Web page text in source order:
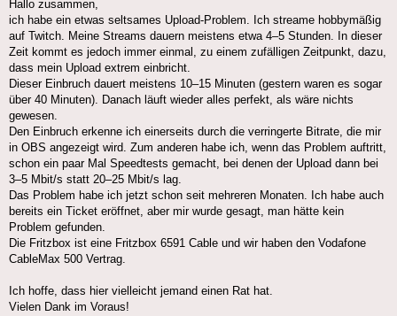
Hallo zusammen,
ich habe ein etwas seltsames Upload-Problem. Ich streame hobbymäßig
auf Twitch. Meine Streams dauern meistens etwa 4–5 Stunden. In dieser
Zeit kommt es jedoch immer einmal, zu einem zufälligen Zeitpunkt, dazu,
dass mein Upload extrem einbricht.
Dieser Einbruch dauert meistens 10–15 Minuten (gestern waren es sogar
über 40 Minuten). Danach läuft wieder alles perfekt, als wäre nichts
gewesen.
Den Einbruch erkenne ich einerseits durch die verringerte Bitrate, die mir
in OBS angezeigt wird. Zum anderen habe ich, wenn das Problem auftritt,
schon ein paar Mal Speedtests gemacht, bei denen der Upload dann bei
3–5 Mbit/s statt 20–25 Mbit/s lag.
Das Problem habe ich jetzt schon seit mehreren Monaten. Ich habe auch
bereits ein Ticket eröffnet, aber mir wurde gesagt, man hätte kein
Problem gefunden.
Die Fritzbox ist eine Fritzbox 6591 Cable und wir haben den Vodafone
CableMax 500 Vertrag.
Ich hoffe, dass hier vielleicht jemand einen Rat hat.
Vielen Dank im Voraus!